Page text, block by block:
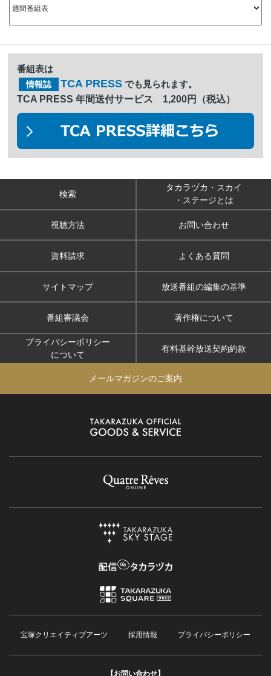
番組表は
情報誌 TCA PRESS でも見られます。
TCA PRESS 年間送付サービス 1,200円（税込）
検索
タカラヅカ・スカイ
・ステージとは
視聴方法 お問い合わせ
資料請求 よくある質問
サイトマップ 放送番組の編集の基準
番組審議会 著作権について
プライバシーポリシー
について
有料基幹放送契約約款
メールマガジンのご案内
宝塚クリエイティブアーツ 採用情報 プライバシーポリシー
【お問い合わせ】